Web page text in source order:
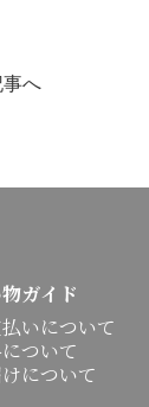
へ
ガイド
いについて
ついて
について